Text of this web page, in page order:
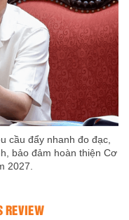
cầu đẩy nhanh đo đạc,
bảo đảm hoàn thiện Cơ
2027.
REVIEW